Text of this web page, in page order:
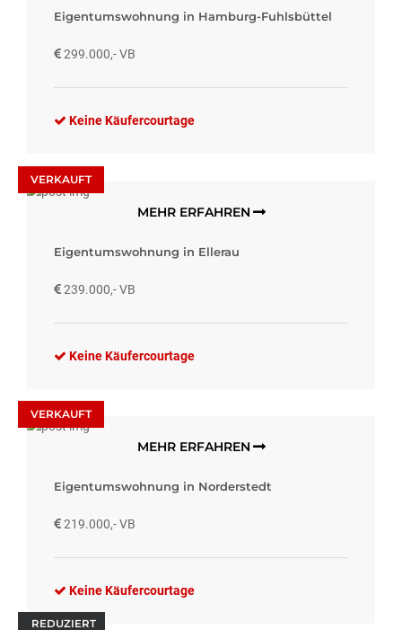
Eigentumswohnung in Hamburg-Fuhlsbüttel
299.000,- VB
Keine Käufercourtage
VERKAUFT
MEHR ERFAHREN
Eigentumswohnung in Ellerau
239.000,- VB
Keine Käufercourtage
VERKAUFT
MEHR ERFAHREN
Eigentumswohnung in Norderstedt
219.000,- VB
Keine Käufercourtage
REDUZIERT